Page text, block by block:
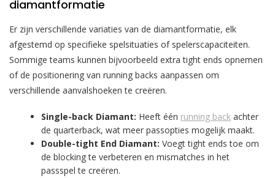
diamantformatie
Er zijn verschillende variaties van de diamantformatie, elk
afgestemd op specifieke spelsituaties of spelerscapaciteiten.
Sommige teams kunnen bijvoorbeeld extra tight ends opnemen
of de positionering van running backs aanpassen om
verschillende aanvalshoeken te creëren.
Single-back Diamant: Heeft één running back achter
de quarterback, wat meer passopties mogelijk maakt.
Double-tight End Diamant: Voegt tight ends toe om
de blocking te verbeteren en mismatches in het
passspel te creëren.